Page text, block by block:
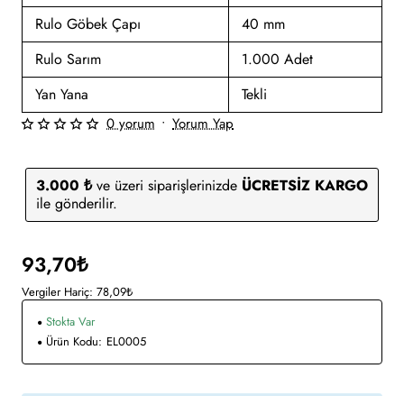
Rulo Göbek Çapı
40 mm
Rulo Sarım
1.000 Adet
Yan Yana
Tekli
3.000 ₺ve üzeri siparişlerinizde ÜCRETSİZ KARGO
ile gönderilir.
0 yorum • Yorum Yap
93,70₺
Vergiler Hariç: 78,09₺
Stokta Var
Ürün Kodu: EL0005